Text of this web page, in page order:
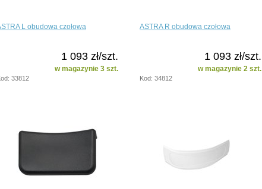
L obudowa czołowa
1 093 zł/szt.
w magazynie 3 szt.
33812
ASTRA R obudowa czołowa
1 093 zł/szt.
w magazynie 2 szt.
Kod: 34812